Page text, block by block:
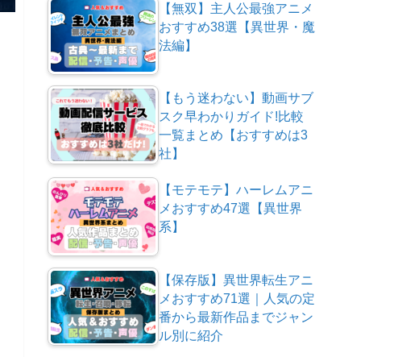
【無双】主人公最強アニメ
おすすめ38選【異世界・魔
法編】
【もう迷わない】動画サブ
スク早わかりガイド!比較
一覧まとめ【おすすめは3
社】
【モテモテ】ハーレムアニ
メおすすめ47選【異世界
系】
【保存版】異世界転生アニ
メおすすめ71選｜人気の定
番から最新作品までジャン
ル別に紹介